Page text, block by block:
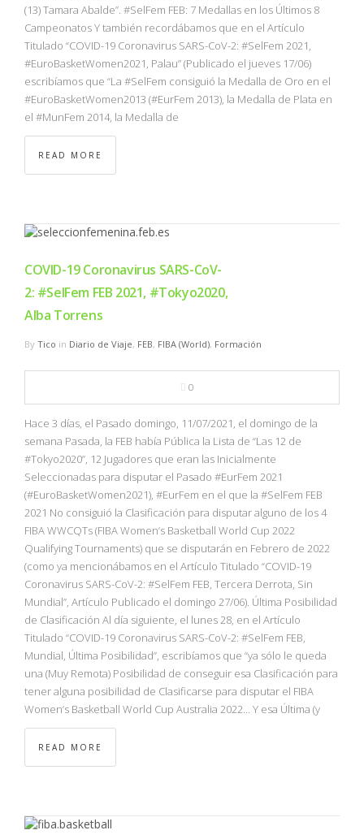
(13) Tamara Abalde”. #SelFem FEB: 7 Medallas en los Últimos 8
Campeonatos Y también recordábamos que en el Artículo
Titulado “COVID-19 Coronavirus SARS-CoV-2: #SelFem 2021,
#EuroBasketWomen2021, Palau” (Publicado el jueves 17/06)
escribíamos que “La #SelFem consiguió la Medalla de Oro en el
#EuroBasketWomen2013 (#EurFem 2013), la Medalla de Plata en
el #MunFem 2014, la Medalla de
READ MORE
COVID-19 Coronavirus SARS-CoV-
2: #SelFem FEB 2021, #Tokyo2020,
Alba Torrens
By Tico in Diario de Viaje, FEB, FIBA (World), Formación
0
Hace 3 días, el Pasado domingo, 11/07/2021, el domingo de la
semana Pasada, la FEB había Pública la Lista de “Las 12 de
#Tokyo2020”, 12 Jugadores que eran las Inicialmente
Seleccionadas para disputar el Pasado #EurFem 2021
(#EuroBasketWomen2021), #EurFem en el que la #SelFem FEB
2021 No consiguió la Clasificación para disputar alguno de los 4
FIBA WWCQTs (FIBA Women’s Basketball World Cup 2022
Qualifying Tournaments) que se disputarán en Febrero de 2022
(como ya mencionábamos en el Artículo Titulado “COVID-19
Coronavirus SARS-CoV-2: #SelFem FEB, Tercera Derrota, Sin
Mundial”, Artículo Publicado el domingo 27/06). Última Posibilidad
de Clasificación Al día siguiente, el lunes 28, en el Artículo
Titulado “COVID-19 Coronavirus SARS-CoV-2: #SelFem FEB,
Mundial, Última Posibilidad”, escribíamos que “ya sólo le queda
una (Muy Remota) Posibilidad de conseguir esa Clasificación para
tener alguna posibilidad de Clasificarse para disputar el FIBA
Women’s Basketball World Cup Australia 2022… Y esa Última (y
READ MORE